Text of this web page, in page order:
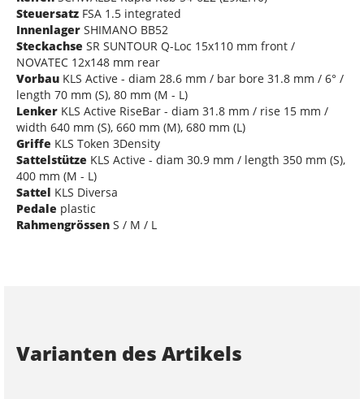
Steuersatz FSA 1.5 integrated
Innenlager SHIMANO BB52
Steckachse SR SUNTOUR Q-Loc 15x110 mm front /
NOVATEC 12x148 mm rear
Vorbau KLS Active - diam 28.6 mm / bar bore 31.8 mm / 6° /
length 70 mm (S), 80 mm (M - L)
Lenker KLS Active RiseBar - diam 31.8 mm / rise 15 mm /
width 640 mm (S), 660 mm (M), 680 mm (L)
Griffe KLS Token 3Density
Sattelstütze KLS Active - diam 30.9 mm / length 350 mm (S),
400 mm (M - L)
Sattel KLS Diversa
Pedale plastic
Rahmengrössen S / M / L
Varianten des Artikels